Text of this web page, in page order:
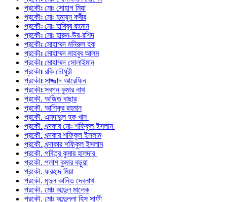
প্রকৌঃ মোঃ সোহাগ মিয়া
প্রকৌঃ মোঃ হমায়ুন কবীর
প্রকৌঃ মোঃ হাবিবুর রহমান
প্রকৌঃ মোঃ হারুন-উর-রশিদ
প্রকৌঃ মোহাম্মদ মনিরুল হক
প্রকৌঃ মোহাম্মদ মাহবুব আলম
প্রকৌঃ মোহাম্মদ সোলাইমান
প্রকৌঃ রকি চৌধুরী
প্রকৌঃ সাজ্জাদ আরেফিন
প্রকৌঃ স্বপন কুমার নাথ
প্রকৌ. অজিত বাছার
প্রকৌ. আশিকুর রহমান
প্রকৌ. এমদাদুল হক খান
প্রকৌ. খন্দকার মোঃ শফিকুল ইসলাম
প্রকৌ. খন্দকার শফিকুল ইসলাম
প্রকৌ. খন্দাকার শফিকুল ইসলাম
প্রকৌ. পবিত্র কুমার হালদার
প্রকৌ. পলাশ কুমার বড়ুয়া
প্রকৌ. ফরহাদ মিয়া
প্রকৌ. মৃদুল কান্তি দেবনাথ
প্রকৌ. মোঃ আব্দুল মালেক
প্রকৌ. মোঃ আব্দুল্লা হিস সাফী